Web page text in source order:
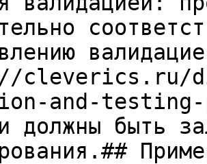
cleverics.ru/
and-testing-
должны быть